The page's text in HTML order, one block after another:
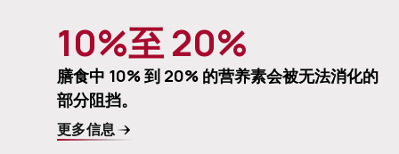
10%至 20%
膳食中 10% 到 20% 的营养素会被无法消化的
部分阻挡。
更多信息